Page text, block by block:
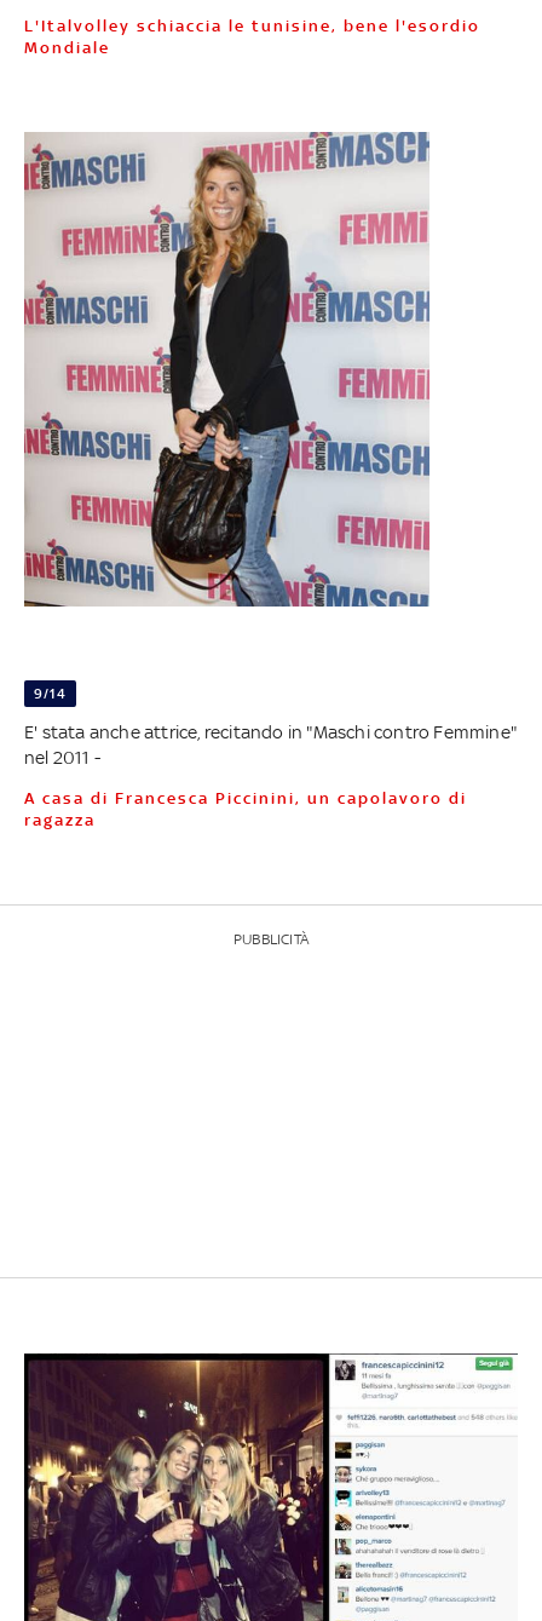
L'Italvolley schiaccia le tunisine, bene l'esordio
Mondiale
9/14
E' stata anche attrice, recitando in "Maschi contro Femmine"
nel 2011 -
A casa di Francesca Piccinini, un capolavoro di
ragazza
PUBBLICITÀ